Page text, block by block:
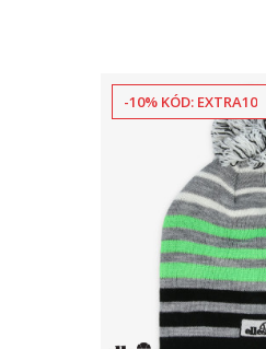
-10% KÓD: EXTRA10